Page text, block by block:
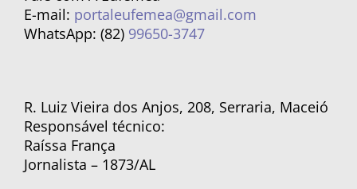
E-mail: portaleufemea@gmail.com
WhatsApp: (82) 99650-3747
R. Luiz Vieira dos Anjos, 208, Serraria, Maceió
Responsável técnico:
Raíssa França
Jornalista – 1873/AL